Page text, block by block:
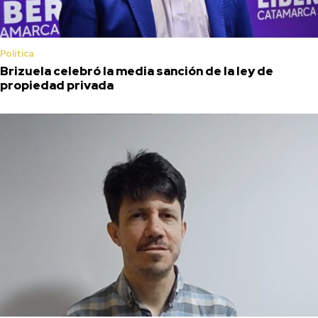
Política
Brizuela celebró la media sanción de la ley de
propiedad privada